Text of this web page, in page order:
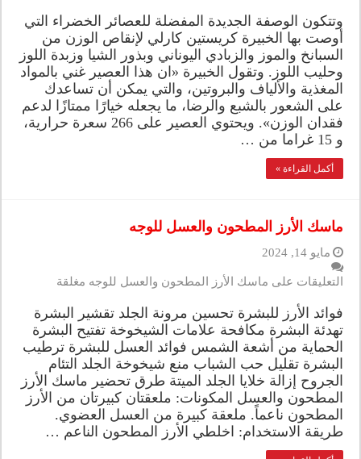
وتتكون الوصفة الجديدة المفضلة للعصائر الخضراء التي
أوصت بها الخبيرة كريستين كارلي لإنقاص الوزن من
السبانخ والموز والزبادي اليوناني وبذور الشيا وزبدة اللوز
وحليب اللوز. وتقول الخبيرة «ان هذا العصير غني بالمواد
المغذية والألياف والبروتين، والتي يمكن أن تساعدك
على الشعور بالشبع والرضا، ما يجعله خيارًا ممتازًا لدعم
فقدان الوزن». ويحتوي العصير على 266 سعرة حرارية،
و 15 غراما من …
أكمل القراءة »
ماسك الأرز المطحون والعسل للوجه
مايو 14, 2024
التعليقات على ماسك الأرز المطحون والعسل للوجه مغلقة
فوائد الأرز للبشرة تحسين مرونة الجلد تقشير البشرة
تهدئة البشرة مكافحة علامات الشيخوخة تفتيح البشرة
الحماية من أشعة الشمس فوائد العسل للبشرة ترطيب
البشرة تقليل حب الشباب منع شيخوخة الجلد التئام
الجروح إزالة خلايا الجلد الميتة طرق تحضير ماسك الأرز
المطحون والعسل المكونات: ملعقتان كبيرتان من الأرز
المطحون ناعماً. ملعقة كبيرة من العسل العضوي.
طريقة الاستخدام: اخلطي الأرز المطحون الناعم …